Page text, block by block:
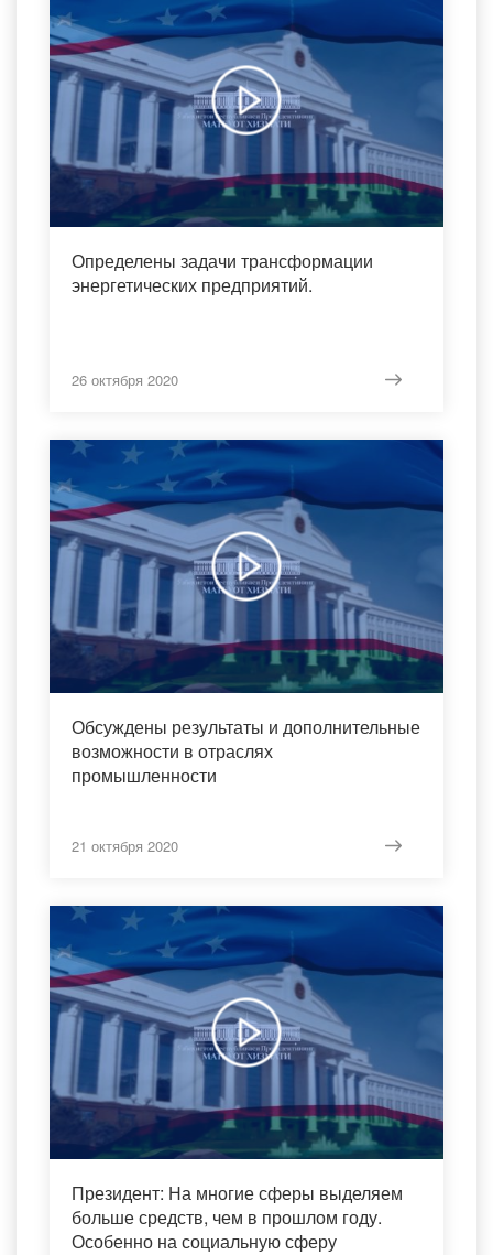
Определены задачи трансформации
энергетических предприятий.
26 октября 2020
Обсуждены результаты и дополнительные
возможности в отраслях
промышленности
21 октября 2020
Президент: На многие сферы выделяем
больше средств, чем в прошлом году.
Особенно на социальную сферу